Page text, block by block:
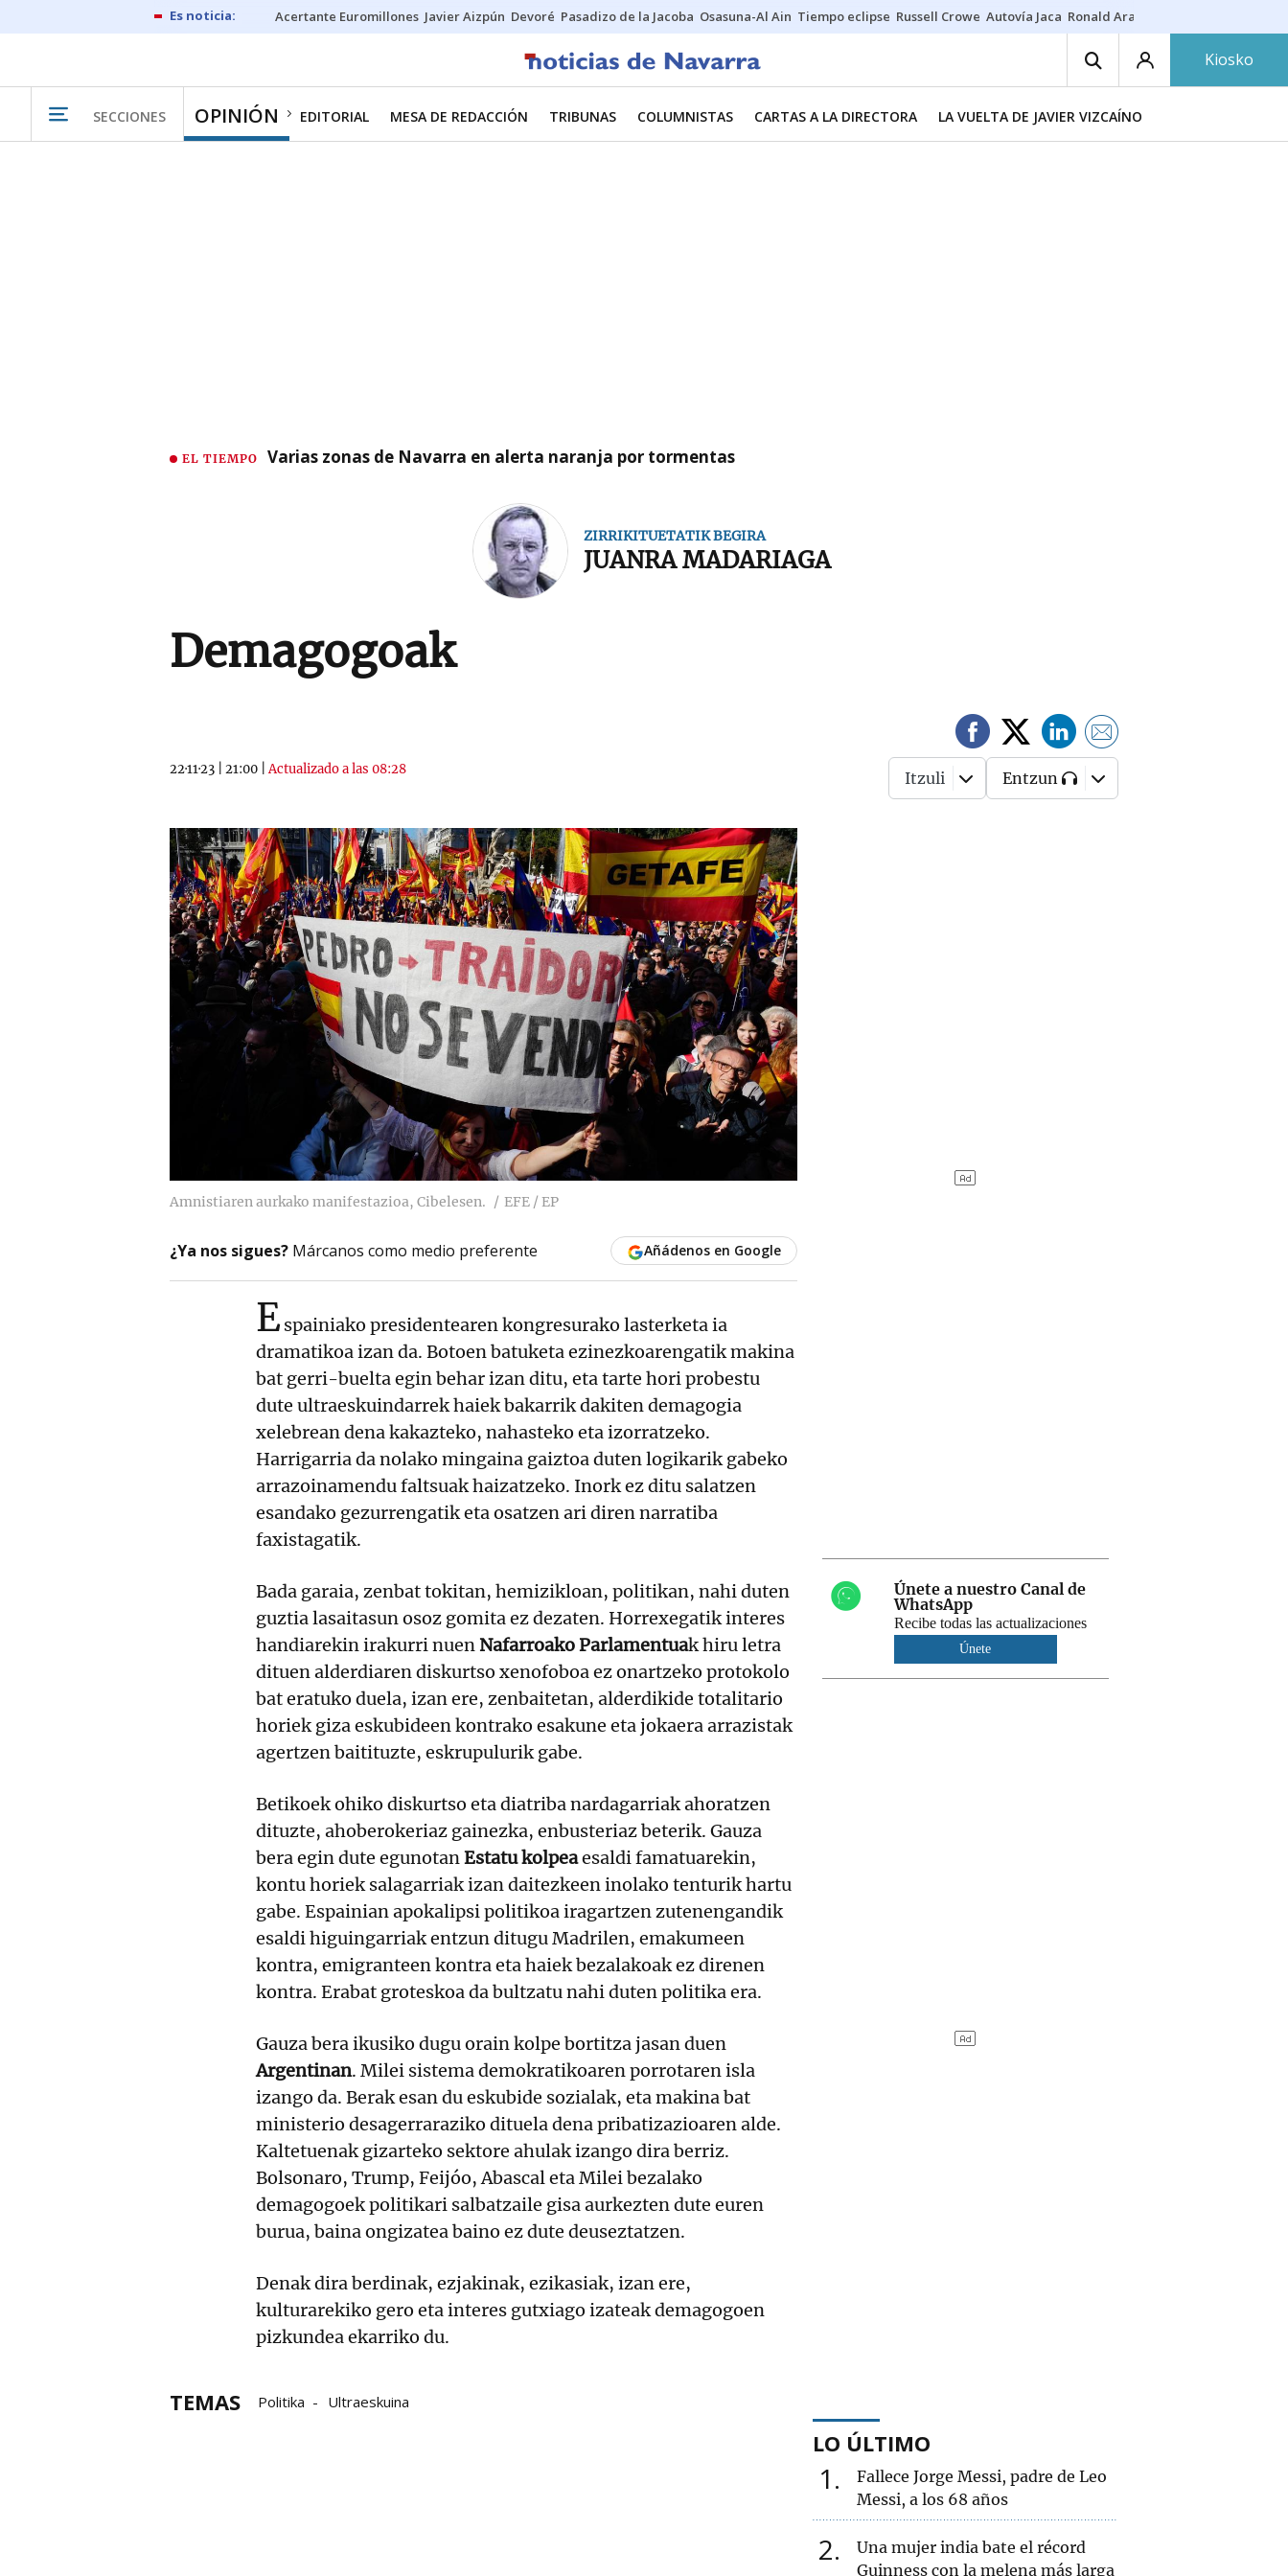
Acertante Euromillones Javier Aizpún Devoré Pasadizo de la Jacoba Osasuna-Al Ain Tiempo eclipse Russell Crowe Autovía Jaca Ronald Araújo
Kiosko
SECCIONES OPINIÓN EDITORIAL MESA DE REDACCIÓN TRIBUNAS COLUMNISTAS CARTAS A LA DIRECTORA LA VUELTA DE JAVIER VIZCAÍNO
EL TIEMPO Varias zonas de Navarra en alerta naranja por tormentas
ZIRRIKITUETATIK BEGIRA
JUANRA MADARIAGA
Demagogoak
22·11·23 21:00 |Actualizado a las 08:28 Itzuli Entzun
Amnistiaren aurkako manifestazioa, Cibelesen. EFE / EP
¿Ya nos sigues? Márcanos como medio preferente Añádenos en Google
Espainiako presidentearen kongresurako lasterketa ia
dramatikoa izan da. Botoen batuketa ezinezkoarengatik makina
bat gerri-buelta egin behar izan ditu, eta tarte hori probestu
dute ultraeskuindarrek haiek bakarrik dakiten demagogia
xelebrean dena kakazteko, nahasteko eta izorratzeko.
Harrigarria da nolako mingaina gaiztoa duten logikarik gabeko
arrazoinamendu faltsuak haizatzeko. Inork ez ditu salatzen
esandako gezurrengatik eta osatzen ari diren narratiba
faxistagatik.
Bada garaia, zenbat tokitan, hemizikloan, politikan, nahi duten
guztia lasaitasun osoz gomita ez dezaten. Horrexegatik interes
handiarekin irakurri nuen Nafarroako Parlamentuak hiru letra
dituen alderdiaren diskurtso xenofoboa ez onartzeko protokolo
bat eratuko duela, izan ere, zenbaitetan, alderdikide totalitario
horiek giza eskubideen kontrako esakune eta jokaera arrazistak
agertzen baitituzte, eskrupulurik gabe.
Betikoek ohiko diskurtso eta diatriba nardagarriak ahoratzen
dituzte, ahoberokeriaz gainezka, enbusteriaz beterik. Gauza
bera egin dute egunotanEstatu kolpeaesaldi famatuarekin,
kontu horiek salagarriak izan daitezkeen inolako tenturik hartu
gabe. Espainian apokalipsi politikoa iragartzen zutenengandik
esaldi higuingarriak entzun ditugu Madrilen, emakumeen
kontra, emigranteen kontra eta haiek bezalakoak ez direnen
kontra. Erabat groteskoa da bultzatu nahi duten politika era.
Gauza bera ikusiko dugu orain kolpe bortitza jasan duen
Argentinan. Milei sistema demokratikoaren porrotaren isla
izango da. Berak esan du eskubide sozialak, eta makina bat
ministerio desagerraraziko dituela dena pribatizazioaren alde.
Kaltetuenak gizarteko sektore ahulak izango dira berriz.
Bolsonaro, Trump, Feijóo, Abascal eta Milei bezalako
demagogoek politikari salbatzaile gisa aurkezten dute euren
burua, baina ongizatea baino ez dute deuseztatzen.
Denak dira berdinak, ezjakinak, ezikasiak, izan ere,
kulturarekiko gero eta interes gutxiago izateak demagogoen
pizkundea ekarriko du.
TEMAS Politika Ultraeskuina
Únete a nuestro Canal de
WhatsApp
Recibe todas las actualizaciones
Únete
LO ÚLTIMO
1
Fallece Jorge Messi, padre de Leo
Messi, a los 68 años
2
Una mujer india bate el récord
Guinness con la melena más larga